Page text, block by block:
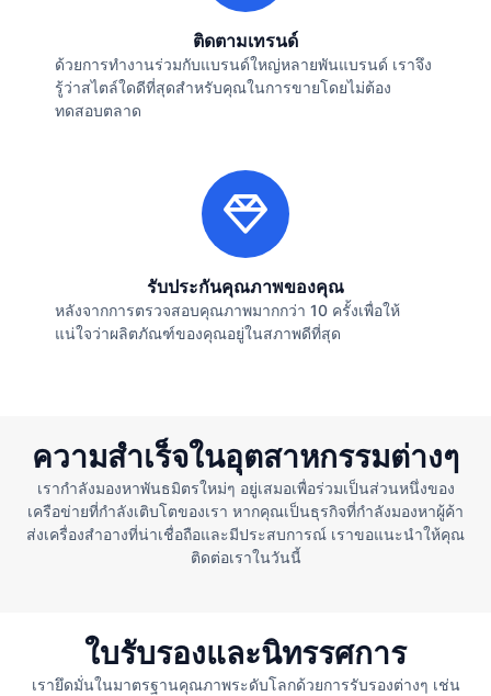
ติดตามเทรนด์
ด้วยการทำงานร่วมกับแบรนด์ใหญ่หลายพันแบรนด์ เราจึง
รู้ว่าสไตล์ใดดีที่สุดสำหรับคุณในการขายโดยไม่ต้อง
ทดสอบตลาด
รับประกันคุณภาพของคุณ
หลังจากการตรวจสอบคุณภาพมากกว่า 10 ครั้งเพื่อให้
แน่ใจว่าผลิตภัณฑ์ของคุณอยู่ในสภาพดีที่สุด
ความสำเร็จในอุตสาหกรรมต่างๆ
เรากำลังมองหาพันธมิตรใหม่ๆ อยู่เสมอเพื่อร่วมเป็นส่วนหนึ่งของ
เครือข่ายที่กำลังเติบโตของเรา หากคุณเป็นธุรกิจที่กำลังมองหาผู้ค้า
ส่งเครื่องสำอางที่น่าเชื่อถือและมีประสบการณ์ เราขอแนะนำให้คุณ
ติดต่อเราในวันนี้
ใบรับรองและนิทรรศการ
เรายึดมั่นในมาตรฐานคุณภาพระดับโลกด้วยการรับรองต่างๆ เช่น